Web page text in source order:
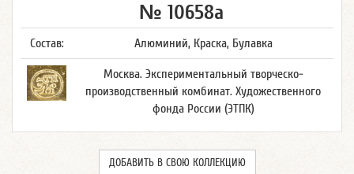
№ 10658а
Состав: Алюминий, Краска, Булавка
Москва. Экспериментальный творческо-
производственный комбинат. Художественного
фонда России (ЭТПК)
ДОБАВИТЬ В СВОЮ КОЛЛЕКЦИЮ